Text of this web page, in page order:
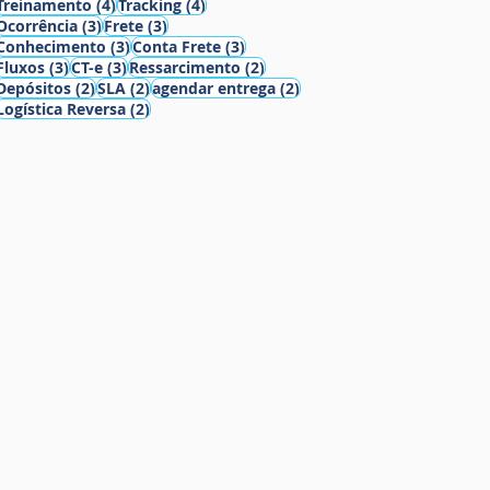
(4)Tracking (4)
(3)3 posts
Frete (3)3 posts
(3)3 posts
Conta Frete (3)3 posts
(3)3 posts
CT-e (3)3 posts
Ressarcimento (2)2 posts
(2)2 posts
SLA (2)2 posts
agendar entrega (2)2 posts
Reversa (2)2 posts